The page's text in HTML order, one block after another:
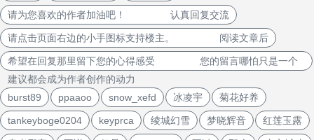
请为您喜欢的作者加油吧！ 认真回复交流
请点击页面右边的小手图标支持楼主。 阅读文章后
希望在回复那里留下您的心得感受 您的留言哪怕只是一个
建议都会成为作者创作的动力
burst89
ppaaoo snow_xefd 冰凌宇 菊花好养
tankeyboge0204 keyprca 绫城幻雪 梦晓辉音 红莲玉露